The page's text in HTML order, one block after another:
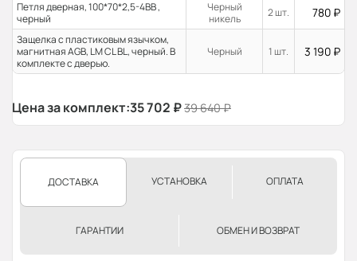
Петля дверная, 100*70*2,5-4ВВ ,
черный
Черный
никель
2 шт. 780 ₽
Защелка с пластиковым язычком,
магнитная AGB, LM CL BL, черный. В
комплекте с дверью.
Черный 1 шт. 3 190 ₽
Цена за комплект:35 702 ₽39 640₽
ДОСТАВКА УСТАНОВКА ОПЛАТА
ГАРАНТИИ ОБМЕН И ВОЗВРАТ